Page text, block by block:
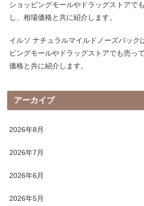
ショッピングモールやドラッグストアで
し、相場価格と共に紹介します。
イルソ ナチュラルマイルドノーズパック
ピングモールやドラッグストアでも売っ
価格と共に紹介します。
アーカイブ
2026年8月
2026年7月
2026年6月
2026年5月